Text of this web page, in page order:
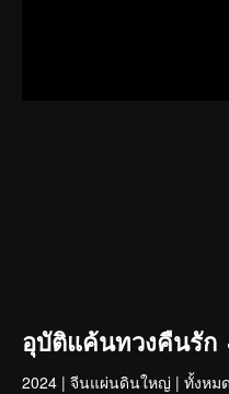
อุบัติแค้นทวงคืนรัก
2024 | จีนแผ่นดินใหญ่ | ทั้งหม